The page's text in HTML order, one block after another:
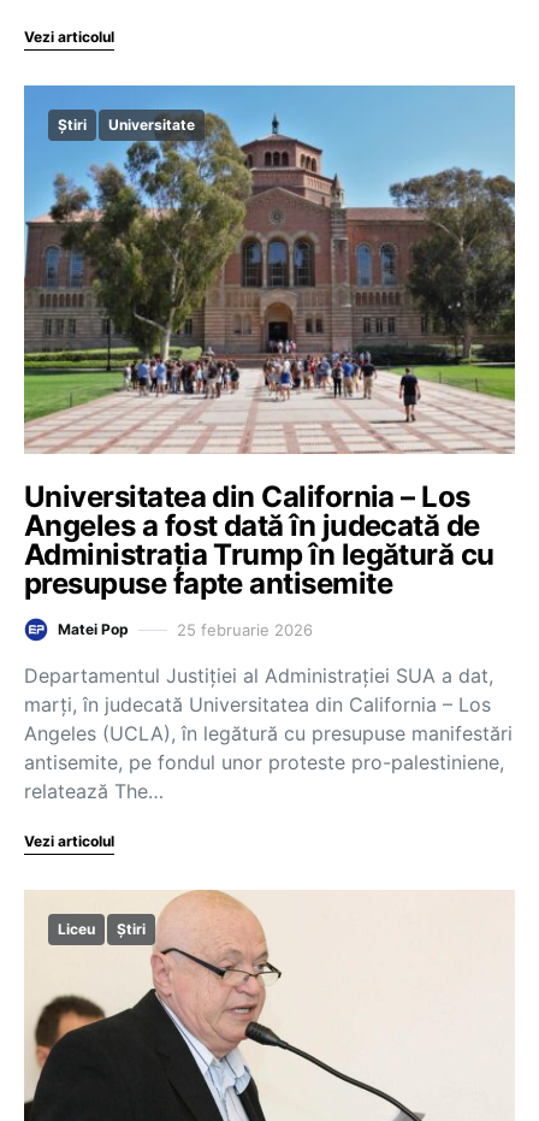
Vezi articolul
Știri Universitate
Universitatea din California – Los
Angeles a fost dată în judecată de
Administrația Trump în legătură cu
presupuse fapte antisemite
Matei Pop 25 februarie 2026
Departamentul Justiției al Administrației SUA a dat,
marți, în judecată Universitatea din California – Los
Angeles (UCLA), în legătură cu presupuse manifestări
antisemite, pe fondul unor proteste pro-palestiniene,
relatează The…
Vezi articolul
Liceu Știri